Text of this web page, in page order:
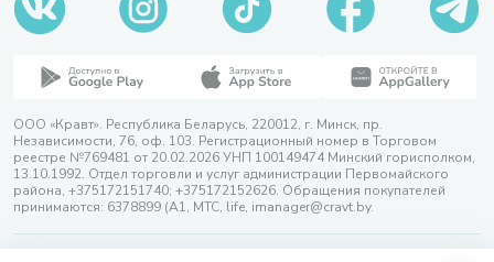
ООО «Кравт». Республика Беларусь, 220012, г. Минск, пр.
Независимости, 76, оф. 103. Регистрационный номер в Торговом
реестре №769481 от 20.02.2026 УНП 100149474 Минский горисполком,
13.10.1992. Отдел торговли и услуг администрации Первомайского
района, +375172151740; +375172152626. Обращения покупателей
принимаются: 6378899 (А1, МТС, life, imanager@cravt.by.